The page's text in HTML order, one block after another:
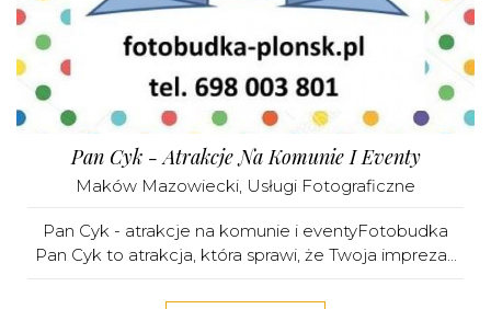
Pan Cyk - Atrakcje Na Komunie I Eventy
Maków Mazowiecki, Usługi Fotograficzne
Pan Cyk - atrakcje na komunie i eventyFotobudka
Pan Cyk to atrakcja, która sprawi, że Twoja impreza...